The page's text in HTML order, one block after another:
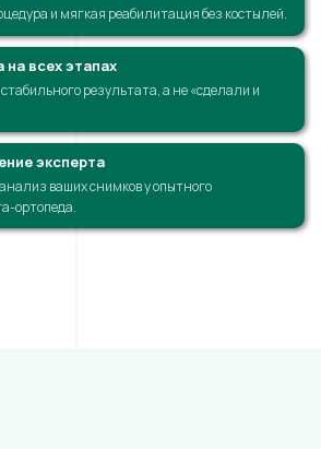
и мягкая реабилитация без костылей.
всех этапах
результата, а не «сделали и
эксперта
ваших снимков у опытного
ортопеда.